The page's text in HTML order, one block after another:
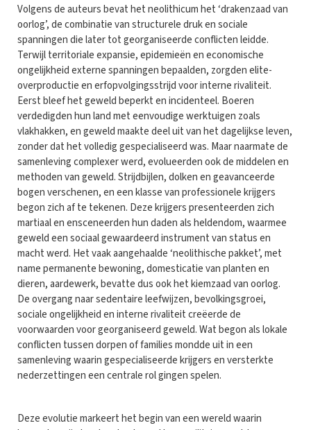
Volgens de auteurs bevat het neolithicum het ‘drakenzaad van
oorlog’, de combinatie van structurele druk en sociale
spanningen die later tot georganiseerde conflicten leidde.
Terwijl territoriale expansie, epidemieën en economische
ongelijkheid externe spanningen bepaalden, zorgden elite-
overproductie en erfopvolgingsstrijd voor interne rivaliteit.
Eerst bleef het geweld beperkt en incidenteel. Boeren
verdedigden hun land met eenvoudige werktuigen zoals
vlakhakken, en geweld maakte deel uit van het dagelijkse leven,
zonder dat het volledig gespecialiseerd was. Maar naarmate de
samenleving complexer werd, evolueerden ook de middelen en
methoden van geweld. Strijdbijlen, dolken en geavanceerde
bogen verschenen, en een klasse van professionele krijgers
begon zich af te tekenen. Deze krijgers presenteerden zich
martiaal en ensceneerden hun daden als heldendom, waarmee
geweld een sociaal gewaardeerd instrument van status en
macht werd. Het vaak aangehaalde ‘neolithische pakket’, met
name permanente bewoning, domesticatie van planten en
dieren, aardewerk, bevatte dus ook het kiemzaad van oorlog.
De overgang naar sedentaire leefwijzen, bevolkingsgroei,
sociale ongelijkheid en interne rivaliteit creëerde de
voorwaarden voor georganiseerd geweld. Wat begon als lokale
conflicten tussen dorpen of families mondde uit in een
samenleving waarin gespecialiseerde krijgers en versterkte
nederzettingen een centrale rol gingen spelen.
Deze evolutie markeert het begin van een wereld waarin